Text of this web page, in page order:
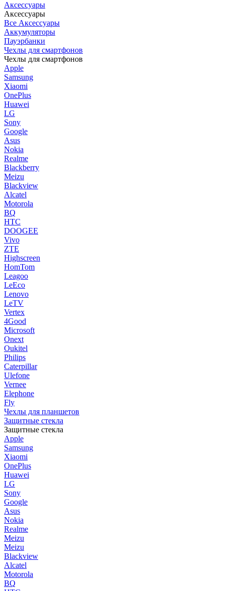
Аксессуары
Аксессуары
Все Аксессуары
Аккумуляторы
Пауэрбанки
Чехлы для смартфонов
Чехлы для смартфонов
Apple
Samsung
Xiaomi
OnePlus
Huawei
LG
Sony
Google
Asus
Nokia
Realme
Blackberry
Meizu
Blackview
Alcatel
Motorola
BQ
HTC
DOOGEE
Vivo
ZTE
Highscreen
HomTom
Leagoo
LeEco
Lenovo
LeTV
Vertex
4Good
Microsoft
Onext
Oukitel
Philips
Caterpillar
Ulefone
Vernee
Elephone
Fly
Чехлы для планшетов
Защитные стекла
Защитные стекла
Apple
Samsung
Xiaomi
OnePlus
Huawei
LG
Sony
Google
Asus
Nokia
Realme
Meizu
Meizu
Blackview
Alcatel
Motorola
BQ